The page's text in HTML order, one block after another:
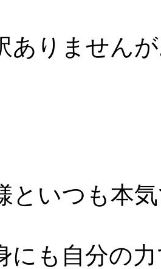
ありません
といつも本
にも自分の